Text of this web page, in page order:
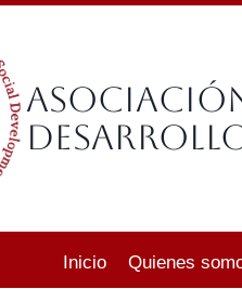
Inicio Quienes